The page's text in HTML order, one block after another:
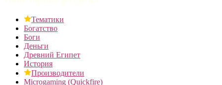
Тематики
Богатство
Боги
Деньги
Древний Египет
История
Производители
Microgaming (Quickfire)